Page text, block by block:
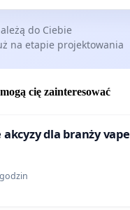
do Ciebie
na etapie projektowania
cię zainteresować
akcyzy dla branży vape